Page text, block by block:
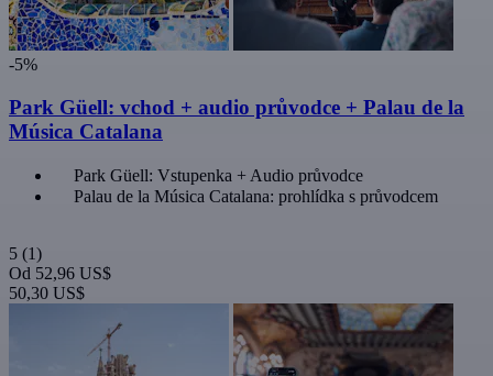
-5%
Park Güell: vchod + audio průvodce + Palau de la
Música Catalana
Park Güell: Vstupenka + Audio průvodce
Palau de la Música Catalana: prohlídka s průvodcem
5 (1)
Od 52,96 US$
50,30 US$